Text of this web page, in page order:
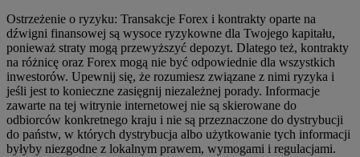
Ostrzeżenie o ryzyku: Transakcje Forex i kontrakty oparte na
dźwigni finansowej są wysoce ryzykowne dla Twojego kapitału,
ponieważ straty mogą przewyższyć depozyt. Dlatego też, kontrakty
na różnicę oraz Forex mogą nie być odpowiednie dla wszystkich
inwestorów. Upewnij się, że rozumiesz związane z nimi ryzyka i
jeśli jest to konieczne zasięgnij niezależnej porady. Informacje
zawarte na tej witrynie internetowej nie są skierowane do
odbiorców konkretnego kraju i nie są przeznaczone do dystrybucji
do państw, w których dystrybucja albo użytkowanie tych informacji
byłyby niezgodne z lokalnym prawem, wymogami i regulacjami.